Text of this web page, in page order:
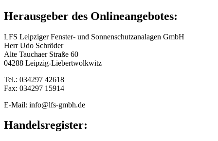
Herausgeber des Onlineangebotes:
LFS Leipziger Fenster- und Sonnenschutzanalagen GmbH
Herr Udo Schröder
Alte Tauchaer Straße 60
04288 Leipzig-Liebertwolkwitz
Tel.: 034297 42618
Fax: 034297 15914
E-Mail: info@lfs-gmbh.de
Handelsregister: